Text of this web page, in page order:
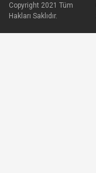
Copyright 2021 Tüm
Hakları Saklıdır.